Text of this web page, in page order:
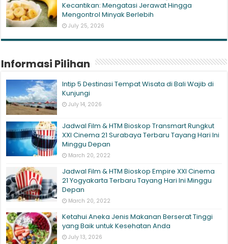
Kecantikan: Mengatasi Jerawat Hingga
Mengontrol Minyak Berlebih
July 25, 2026
Informasi Pilihan
Intip 5 Destinasi Tempat Wisata di Bali Wajib di
Kunjungi
July 14, 2026
Jadwal Film & HTM Bioskop Transmart Rungkut
XXI Cinema 21 Surabaya Terbaru Tayang Hari Ini
Minggu Depan
March 20, 2022
Jadwal Film & HTM Bioskop Empire XXI Cinema
21 Yogyakarta Terbaru Tayang Hari Ini Minggu
Depan
March 20, 2022
Ketahui Aneka Jenis Makanan Berserat Tinggi
yang Baik untuk Kesehatan Anda
July 13, 2026